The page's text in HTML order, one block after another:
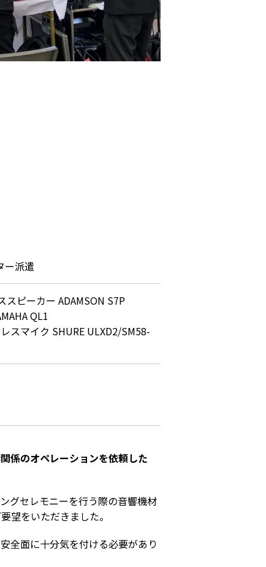
ー派遣
ピーカー ADAMSON S7P
QL1
スマイク SHURE ULXD2/SM58-
係のオペレーションを依頼した
グセレモニーを行う際の音響機材
望をいただきました。
全面に十分気を付ける必要があり